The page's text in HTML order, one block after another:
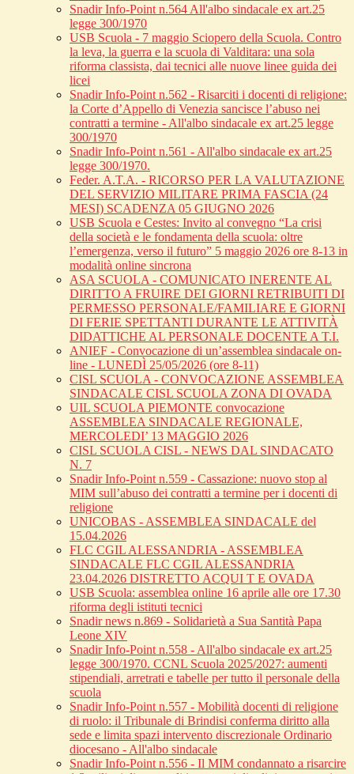
Snadir Info-Point n.564 All'albo sindacale ex art.25
legge 300/1970
USB Scuola - 7 maggio Sciopero della Scuola. Contro
la leva, la guerra e la scuola di Valditara: una sola
riforma classista, dai tecnici alle nuove linee guida dei
licei
Snadir Info-Point n.562 - Risarciti i docenti di religione:
la Corte d’Appello di Venezia sancisce l’abuso nei
contratti a termine - All'albo sindacale ex art.25 legge
300/1970
Snadir Info-Point n.561 - All'albo sindacale ex art.25
legge 300/1970.
Feder. A.T.A. - RICORSO PER LA VALUTAZIONE
DEL SERVIZIO MILITARE PRIMA FASCIA (24
MESI) SCADENZA 05 GIUGNO 2026
USB Scuola e Cestes: Invito al convegno “La crisi
della società e le fondamenta della scuola: oltre
l’emergenza, verso il futuro” 5 maggio 2026 ore 8-13 in
modalità online sincrona
ASA SCUOLA - COMUNICATO INERENTE AL
DIRITTO A FRUIRE DEI GIORNI RETRIBUITI DI
PERMESSO PERSONALE/FAMILIARE E GIORNI
DI FERIE SPETTANTI DURANTE LE ATTIVITÀ
DIDATTICHE AL PERSONALE DOCENTE A T.I.
ANIEF - Convocazione di un’assemblea sindacale on-
line - LUNEDÌ 25/05/2026 (ore 8-11)
CISL SCUOLA - CONVOCAZIONE ASSEMBLEA
SINDACALE CISL SCUOLA ZONA DI OVADA
UIL SCUOLA PIEMONTE convocazione
ASSEMBLEA SINDACALE REGIONALE,
MERCOLEDI’ 13 MAGGIO 2026
CISL SCUOLA CISL - NEWS DAL SINDACATO
N. 7
Snadir Info-Point n.559 - Cassazione: nuovo stop al
MIM sull’abuso dei contratti a termine per i docenti di
religione
UNICOBAS - ASSEMBLEA SINDACALE del
15.04.2026
FLC CGIL ALESSANDRIA - ASSEMBLEA
SINDACALE FLC CGIL ALESSANDRIA
23.04.2026 DISTRETTO ACQUI T E OVADA
USB Scuola: assemblea online 16 aprile alle ore 17.30
riforma degli istituti tecnici
Snadir news n.869 - Solidarietà a Sua Santità Papa
Leone XIV
Snadir Info-Point n.558 - All'albo sindacale ex art.25
legge 300/1970. CCNL Scuola 2025/2027: aumenti
stipendiali, arretrati e tabelle per tutto il personale della
scuola
Snadir Info-Point n.557 - Mobilità docenti di religione
di ruolo: il Tribunale di Brindisi conferma diritto alla
sede e limita spazi intervento discrezionale Ordinario
diocesano - All'albo sindacale
Snadir Info-Point n.556 - Il MIM condannato a risarcire